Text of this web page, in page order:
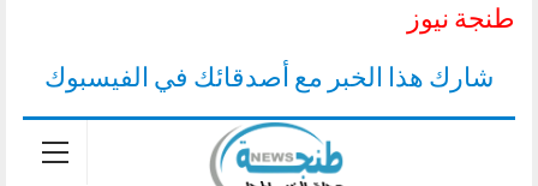
طنجة نيوز
شارك هذا الخبر مع أصدقائك في الفيسبوك